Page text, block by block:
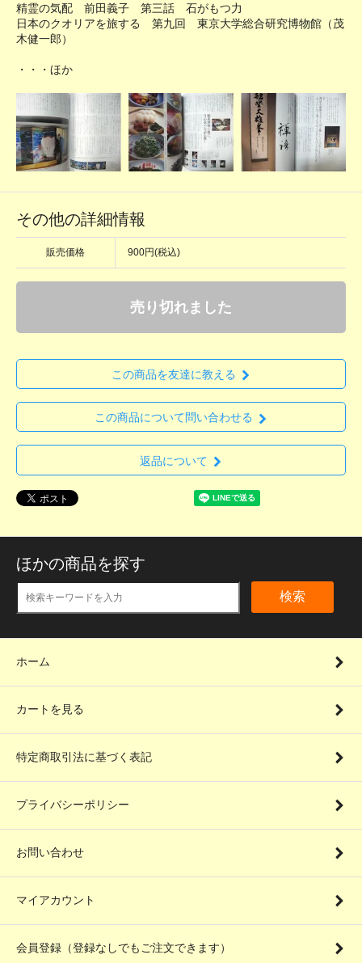
精霊の気配 前田義子 第三話 石がもつ力
日本のクオリアを旅する 第九回 東京大学総合研究博物館（茂
木健一郎）
・・・ほか
その他の詳細情報
販売価格 900円(税込)
売り切れました
この商品を友達に教える
この商品について問い合わせる
返品について
ほかの商品を探す
検索
ホーム
カートを見る
特定商取引法に基づく表記
プライバシーポリシー
お問い合わせ
マイアカウント
会員登録（登録なしでもご注文できます）